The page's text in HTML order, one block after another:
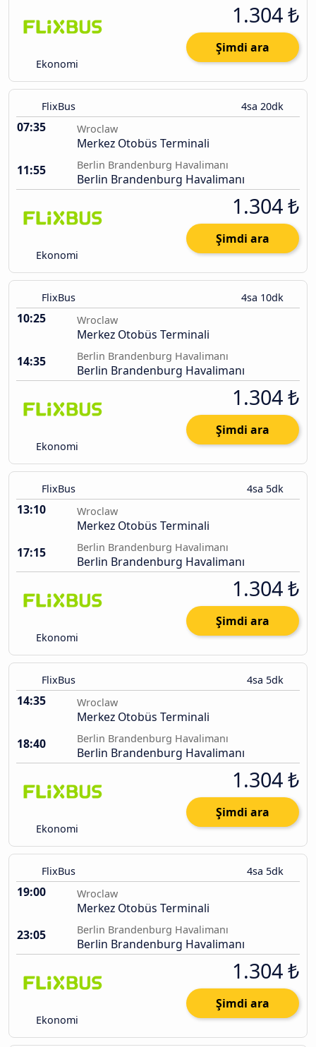
Ekonomi
1.304 ₺
Şimdi ara
FlixBus 4sa 20dk
07:35 Wroclaw
Merkez Otobüs Terminali
11:55
Berlin Brandenburg Havalimanı
Berlin Brandenburg Havalimanı
Ekonomi
1.304 ₺
Şimdi ara
FlixBus 4sa 10dk
10:25 Wroclaw
Merkez Otobüs Terminali
14:35
Berlin Brandenburg Havalimanı
Berlin Brandenburg Havalimanı
Ekonomi
1.304 ₺
Şimdi ara
FlixBus 4sa 5dk
13:10 Wroclaw
Merkez Otobüs Terminali
17:15
Berlin Brandenburg Havalimanı
Berlin Brandenburg Havalimanı
Ekonomi
1.304 ₺
Şimdi ara
FlixBus 4sa 5dk
14:35 Wroclaw
Merkez Otobüs Terminali
18:40
Berlin Brandenburg Havalimanı
Berlin Brandenburg Havalimanı
Ekonomi
1.304 ₺
Şimdi ara
FlixBus 4sa 5dk
19:00 Wroclaw
Merkez Otobüs Terminali
23:05
Berlin Brandenburg Havalimanı
Berlin Brandenburg Havalimanı
Ekonomi
1.304 ₺
Şimdi ara